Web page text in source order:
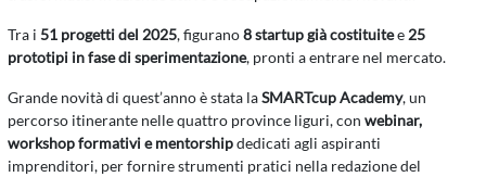
Tra i 51 progetti del 2025, figurano8 startup già costituitee 25
prototipi in fase di sperimentazione, pronti a entrare nel mercato.
Grande novità di quest’anno è stata laSMARTcup Academy, un
percorso itinerante nelle quattro province liguri, con webinar,
workshop formativi e mentorshipdedicati agli aspiranti
imprenditori, per fornire strumenti pratici nella redazione del